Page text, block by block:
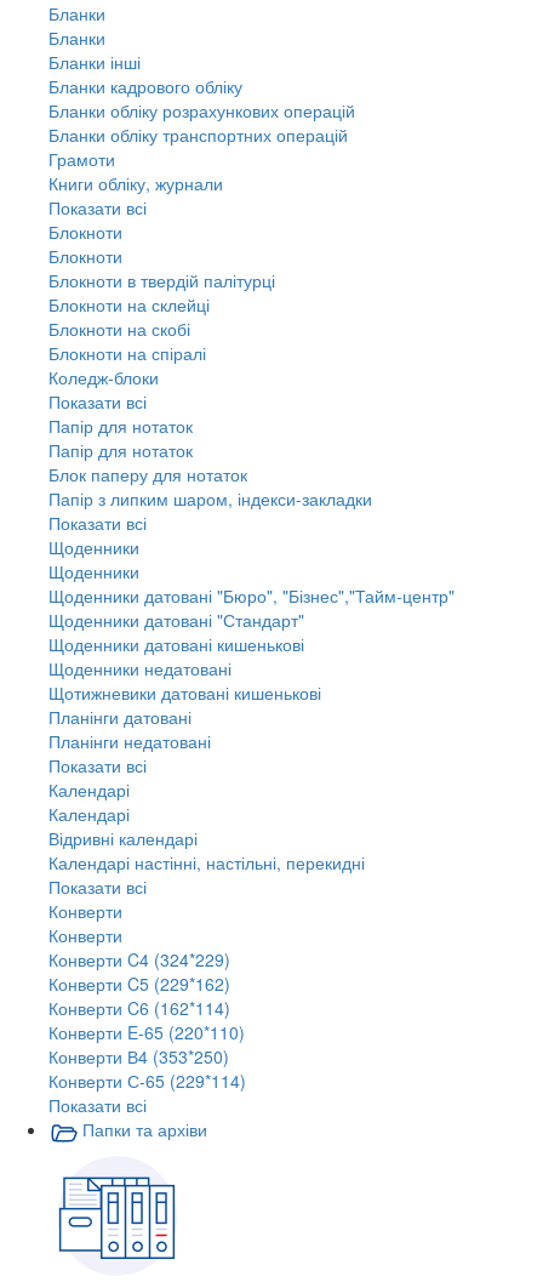
Бланки
Бланки
Бланки інші
Бланки кадрового обліку
Бланки обліку розрахункових операцій
Бланки обліку транспортних операцій
Грамоти
Книги обліку, журнали
Показати всі
Блокноти
Блокноти
Блокноти в твердій палітурці
Блокноти на склейці
Блокноти на скобі
Блокноти на спіралі
Коледж-блоки
Показати всі
Папір для нотаток
Папір для нотаток
Блок паперу для нотаток
Папір з липким шаром, індекси-закладки
Показати всі
Щоденники
Щоденники
Щоденники датовані "Бюро", "Бізнес","Тайм-центр"
Щоденники датовані "Стандарт"
Щоденники датовані кишенькові
Щоденники недатовані
Щотижневики датовані кишенькові
Планінги датовані
Планінги недатовані
Показати всі
Календарі
Календарі
Відривні календарі
Календарі настінні, настільні, перекидні
Показати всі
Конверти
Конверти
Конверти C4 (324*229)
Конверти C5 (229*162)
Конверти C6 (162*114)
Конверти E-65 (220*110)
Конверти В4 (353*250)
Конверти С-65 (229*114)
Показати всі
Папки та архіви